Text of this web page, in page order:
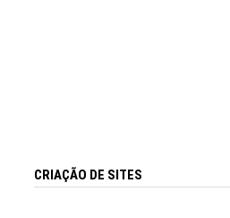
CRIAÇÃO DE SITES